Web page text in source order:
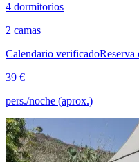
4 dormitorios
2 camas
Calendario verificadoReserva
39 €
pers./noche (aprox.)